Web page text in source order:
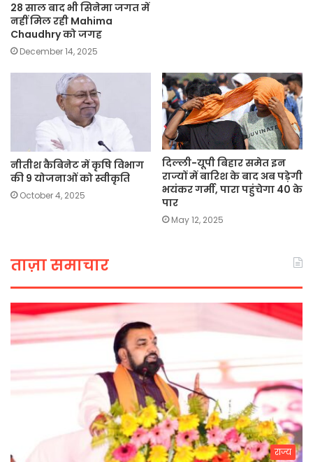
28 साल बाद भी सिनेमा जगत में
नहीं मिल रही Mahima
Chaudhry को जगह
December 14, 2025
नीतीश कैबिनेट में कृषि विभाग
की 9 योजनाओं को स्वीकृति
October 4, 2025
दिल्ली-यूपी बिहार समेत इन
राज्यों में बारिश के बाद अब पड़ेगी
भयंकर गर्मी, पारा पहुंचेगा 40 के
पार
May 12, 2025
ताज़ा समाचार
राज्य